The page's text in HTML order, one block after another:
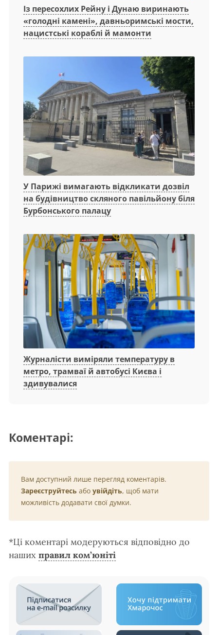
Із пересохлих Рейну і Дунаю виринають
«голодні камені», давньоримські мости,
нацистські кораблі й мамонти
У Парижі вимагають відкликати дозвіл
на будівництво скляного павільйону біля
Бурбонського палацу
Журналісти виміряли температуру в
метро, трамваї й автобусі Києва і
здивувалися
Коментарі:
Вам доступний лише перегляд коментарів.
Зареєструйтесь або увійдіть, щоб мати
можливість додавати свої думки.
*Ці коментарі модеруються відповідно до
наших правил ком’юніті